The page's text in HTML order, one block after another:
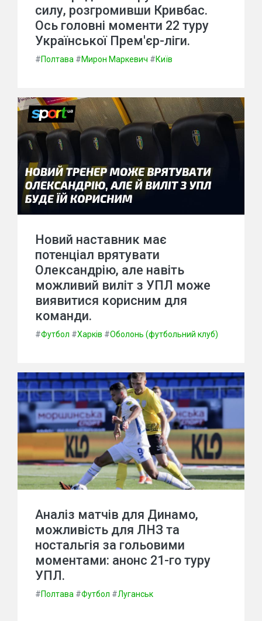
силу, розгромивши Кривбас.
Ось головні моменти 22 туру
Української Прем'єр-ліги.
#Полтава #Мирон Маркевич #Київ
Новий наставник має
потенціал врятувати
Олександрію, але навіть
можливий виліт з УПЛ може
виявитися корисним для
команди.
#Футбол #Харків #Оболонь (футбольний клуб)
Аналіз матчів для Динамо,
можливість для ЛНЗ та
ностальгія за гольовими
моментами: анонс 21-го туру
УПЛ.
#Полтава #Футбол #Луганськ